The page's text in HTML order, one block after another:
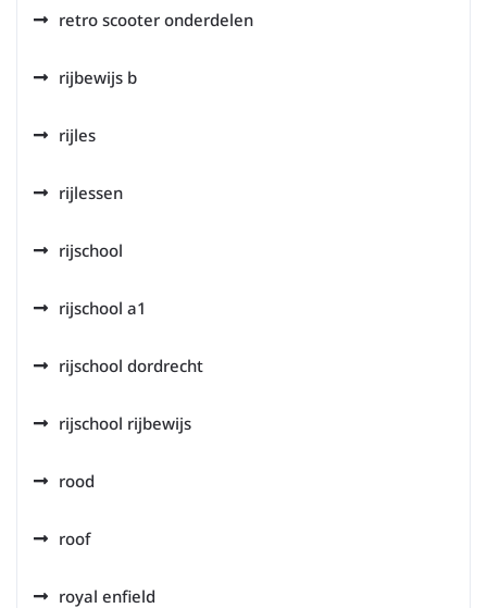
retro scooter onderdelen
rijbewijs b
rijles
rijlessen
rijschool
rijschool a1
rijschool dordrecht
rijschool rijbewijs
rood
roof
royal enfield